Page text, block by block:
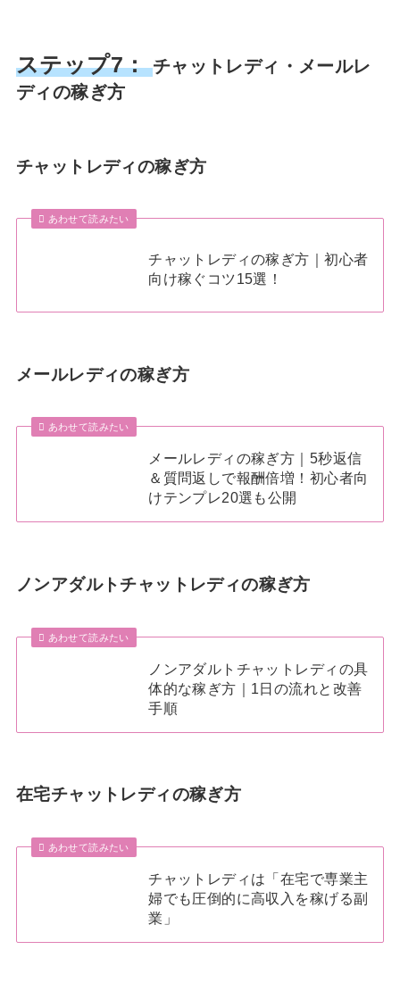
ステップ7： チャットレディ・メールレ
ディの稼ぎ方
チャットレディの稼ぎ方
あわせて読みたい
チャットレディの稼ぎ方｜初心者
向け稼ぐコツ15選！
メールレディの稼ぎ方
あわせて読みたい
メールレディの稼ぎ方｜5秒返信
＆質問返しで報酬倍増！初心者向
けテンプレ20選も公開
ノンアダルトチャットレディの稼ぎ方
あわせて読みたい
ノンアダルトチャットレディの具
体的な稼ぎ方｜1日の流れと改善
手順
在宅チャットレディの稼ぎ方
あわせて読みたい
チャットレディは「在宅で専業主
婦でも圧倒的に高収入を稼げる副
業」